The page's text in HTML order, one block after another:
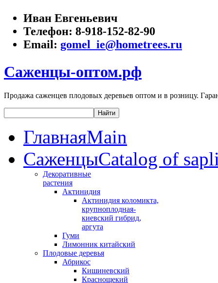
Иван Евгеньевич
Телефон: 8-918-152-82-90
Email: gomel_ie@hometrees.ru
Саженцы-оптом.рф
Продажа саженцев плодовых деревьев оптом и в розницу.
ГлавнаяMain
СаженцыCatalog of
Декоративные
растения
Актинидия
Актинидия коломикта,
крупноплодная-
киевский гибрид,
аргута
Гуми
Лимонник китайский
Плодовые деревья
Абрикос
Кишиневский
Краснощекий